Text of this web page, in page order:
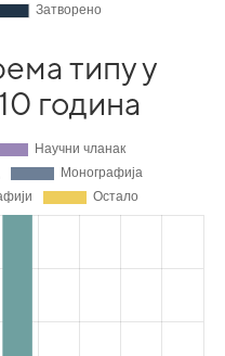
типу у
година